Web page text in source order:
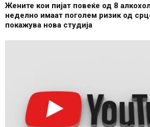
Жените кои пијат повеќе од 8
неделно имаат поголем ризик од
покажува нова студија